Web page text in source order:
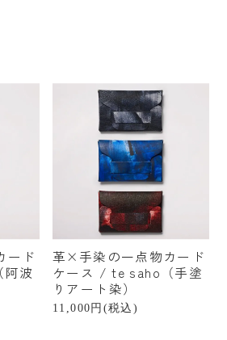
ード
波
革×手染の一点物カード
ケース / te saho（手塗
りアート染）
11,000円(税込)